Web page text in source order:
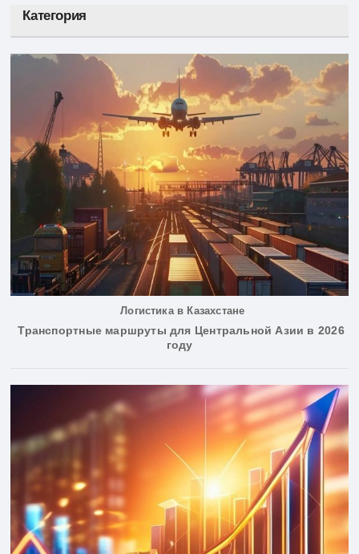
Категория
Логистика в Казахстане
Транспортные маршруты для Центральной Азии в 2026
году